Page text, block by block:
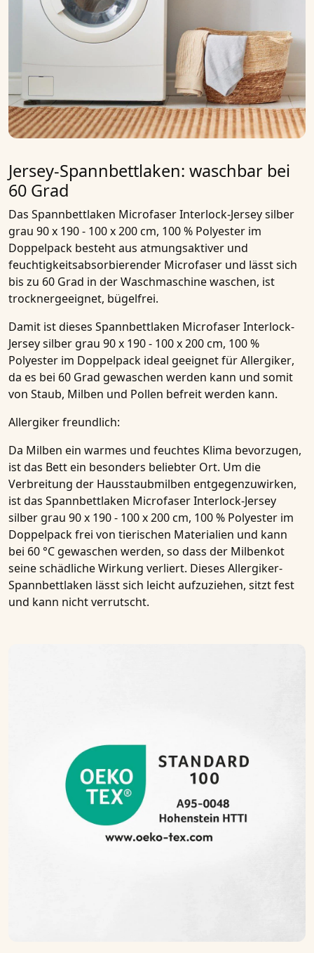
Jersey-Spannbettlaken: waschbar bei
60 Grad
Das Spannbettlaken Microfaser Interlock-Jersey silber
grau 90 x 190 - 100 x 200 cm, 100 % Polyester im
Doppelpack besteht aus atmungsaktiver und
feuchtigkeitsabsorbierender Microfaser und lässt sich
bis zu 60 Grad in der Waschmaschine waschen, ist
trocknergeeignet, bügelfrei.
Damit ist dieses Spannbettlaken Microfaser Interlock-
Jersey silber grau 90 x 190 - 100 x 200 cm, 100 %
Polyester im Doppelpack ideal geeignet fürAllergiker,
da es bei 60 Grad gewaschen werden kann und somit
von Staub, Milben und Pollen befreit werden kann.
Allergiker freundlich:
Da Milben ein warmes und feuchtes Klima bevorzugen,
ist das Bett ein besonders beliebter Ort. Um die
Verbreitung der Hausstaubmilben entgegenzuwirken,
ist das Spannbettlaken Microfaser Interlock-Jersey
silber grau 90 x 190 - 100 x 200 cm, 100 % Polyester im
Doppelpackfrei von tierischen Materialien und kann
bei 60 °C gewaschen werden, so dass der Milbenkot
seine schädliche Wirkung verliert. Dieses Allergiker-
Spannbettlaken lässt sich leicht aufzuziehen, sitzt fest
und kann nicht verrutscht.